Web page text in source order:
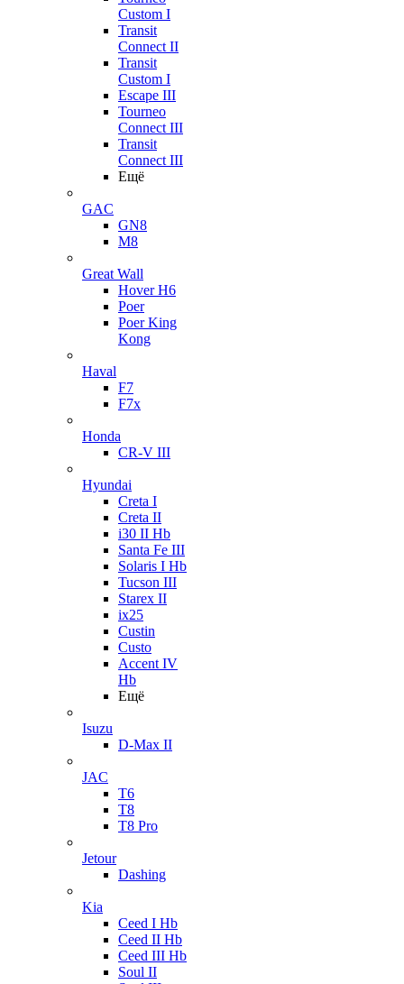
Custom I
Transit
Connect II
Transit
Custom I
Escape III
Tourneo
Connect III
Transit
Connect III
Ещё
GAC
GN8
M8
Great Wall
Hover H6
Poer
Poer King
Kong
Haval
F7
F7x
Honda
CR-V III
Hyundai
Creta I
Creta II
i30 II Hb
Santa Fe III
Solaris I Hb
Tucson III
Starex II
ix25
Custin
Custo
Accent IV
Hb
Ещё
Isuzu
D-Max II
JAC
T6
T8
T8 Pro
Jetour
Dashing
Kia
Ceed I Hb
Ceed II Hb
Ceed III Hb
Soul II